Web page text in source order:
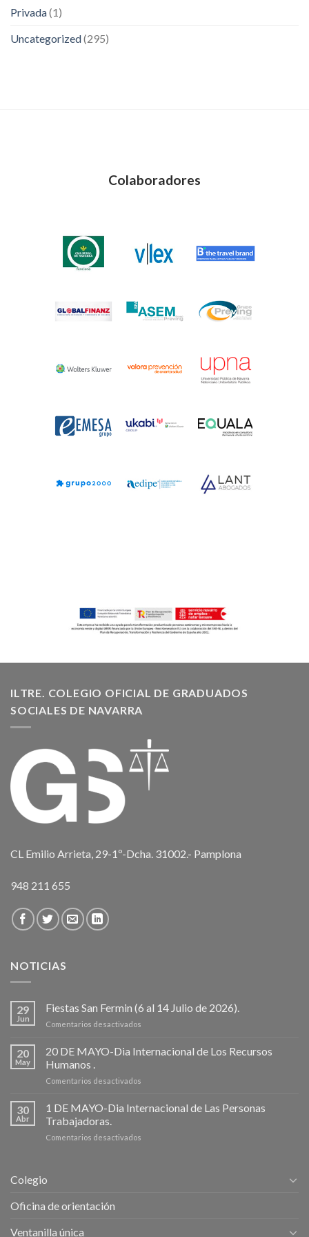
Privada(1)
Uncategorized(295)
Colaboradores
ILTRE. COLEGIO OFICIAL DE GRADUADOS
SOCIALES DE NAVARRA
CL Emilio Arrieta, 29-1º-Dcha. 31002.- Pamplona
948 211 655
NOTICIAS
29
Jun
Fiestas San Fermin (6 al 14 Julio de 2026).
Comentarios desactivados
San
Julio
20
May
20 DE MAYO-Dia Internacional de Los Recursos
Humanos .
Comentarios desactivados
30
Abr
1 DE MAYO-Dia Internacional de Las Personas
Trabajadoras.
Comentarios desactivados
Colegio
Oficina de orientación
Ventanilla única